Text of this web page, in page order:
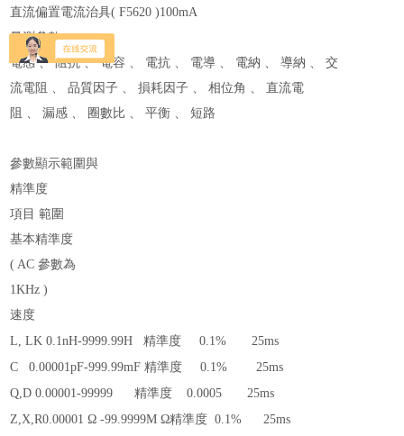
直流偏置電流治具( F5620 )100mA
量測參數
電感 、 阻抗 、 電容 、 電抗 、 電導 、 電納 、 導納 、 交
流電阻 、 品質因子 、 損耗因子 、 相位角 、 直流電
阻 、 漏感 、 圈數比 、 平衡 、 短路
參數顯示範圍與
精準度
項目 範圍
基本精準度
( AC 參數為
1KHz )
速度
L, LK 0.1nH-9999.99H 精準度0.1%
25ms
C
0.00001pF-999.99mF 精準度0.1%
25ms
Q,D 0.00001-99999 精準度0.0005
25ms
Z,X,R0.00001 Ω -99.9999M Ω精準度0.1%
25ms